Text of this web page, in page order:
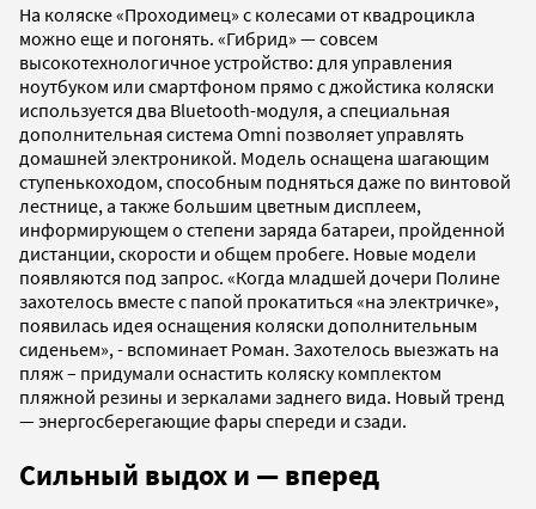
На коляске «Проходимец» с колесами от квадроцикла
можно еще и погонять. «Гибрид» — совсем
высокотехнологичное устройство: для управления
ноутбуком или смартфоном прямо с джойстика коляски
используется два Bluetooth-модуля, а специальная
дополнительная система Omni позволяет управлять
домашней электроникой. Модель оснащена шагающим
ступенькоходом, способным подняться даже по винтовой
лестнице, а также большим цветным дисплеем,
информирующем о степени заряда батареи, пройденной
дистанции, скорости и общем пробеге. Новые модели
появляются под запрос. «Когда младшей дочери Полине
захотелось вместе с папой прокатиться «на электричке»,
появилась идея оснащения коляски дополнительным
сиденьем», - вспоминает Роман. Захотелось выезжать на
пляж – придумали оснастить коляску комплектом
пляжной резины и зеркалами заднего вида. Новый тренд
— энергосберегающие фары спереди и сзади.
Сильный выдох и —вперед